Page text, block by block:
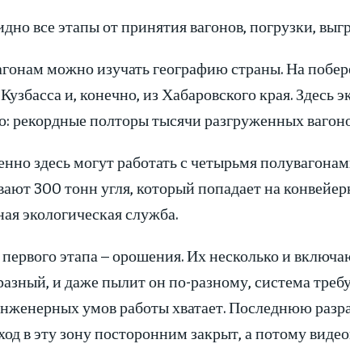
все этапы от принятия вагонов, погрузки,
можно изучать географию страны. На
и, конечно, из Хабаровского края.
рекордные полторы тысячи разгруженных
здесь могут работать с четырьмя
300 тонн угля, который попадает на
экологическая служба.
этапа – орошения. Их несколько и
и даже пылит он по-разному, система
умов работы хватает. Последнюю
в эту зону посторонним закрыт, а потому